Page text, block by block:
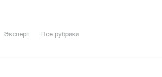
Эксперт Все рубрики